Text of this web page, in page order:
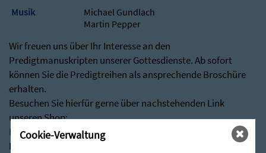
Musik
Michael Gundlach
Martin Pepper
Wir freuen uns über Ihr Interesse an den
Predigtmanuskripten unserer Gottesdienste. Ab sofort
können Sie die Predigtreihen als ansprechende Broschüre
erhalten.
Besuchen Sie hierfür gerne über nachstehenden Link
unseren Shop:
Predigten - Die Zieglerschen (stunde-des-hoechsten.de)
Bei Rückfragen stehen wir Ihnen jederzeit sehr gerne zur
Cookie-Verwaltung